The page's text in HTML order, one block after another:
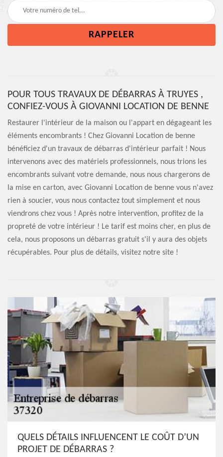
POUR TOUS TRAVAUX DE DÉBARRAS À TRUYES ,
CONFIEZ-VOUS À GIOVANNI LOCATION DE BENNE
Restaurer l'intérieur de la maison ou l'appart en dégageant les
éléments encombrants ! Chez Giovanni Location de benne
bénéficiez d'un travaux de débarras d'intérieur parfait ! Nous
intervenons avec des matériels professionnels, nous trions les
encombrants suivant votre demande, nous nous chargerons de
la mise en carton, avec Giovanni Location de benne vous n'avez
rien à soucier, vous nous contactez tout simplement et nous
viendrons chez vous ! Après notre intervention, profitez de la
propreté de votre intérieur ! Le tarif est moins cher, en plus de
cela, nous proposons un débarras gratuit s'il y aura des objets
récupérables. Pour plus de détails, visitez notre site !
QUELS DÉTAILS INFLUENCENT LE COÛT D’UN
PROJET DE DÉBARRAS ?